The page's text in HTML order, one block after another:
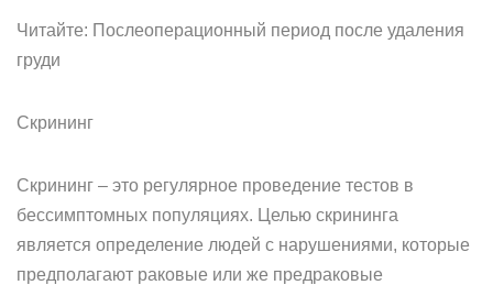
Читайте: Послеоперационный период после удаления
груди
Скрининг
Скрининг – это регулярное проведение тестов в
бессимптомных популяциях. Целью скрининга
является определение людей с нарушениями, которые
предполагают раковые или же предраковые